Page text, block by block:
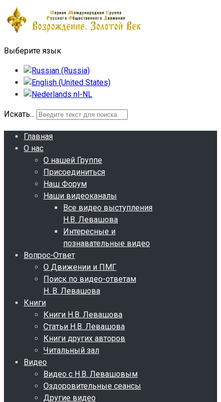
Выберите язык
Искать...
Главная
О нас
О нашей Группе
Присоединиться
Наш Форум
Наши видеоканалы
Все видео выступления
Н.В. Левашова
Интересные и
познавательные видео
Вопрос-Ответ
О Движении и ПМГ
Поиск по видео-ответам
Н. В. Левашова
Книги
Книги Н.В. Левашова
Статьи Н.В. Левашова
Книги других авторов
Читальный зал
Видео
Видео с Н.В. Левашовым
Оздоровительные сеансы
Другие видео